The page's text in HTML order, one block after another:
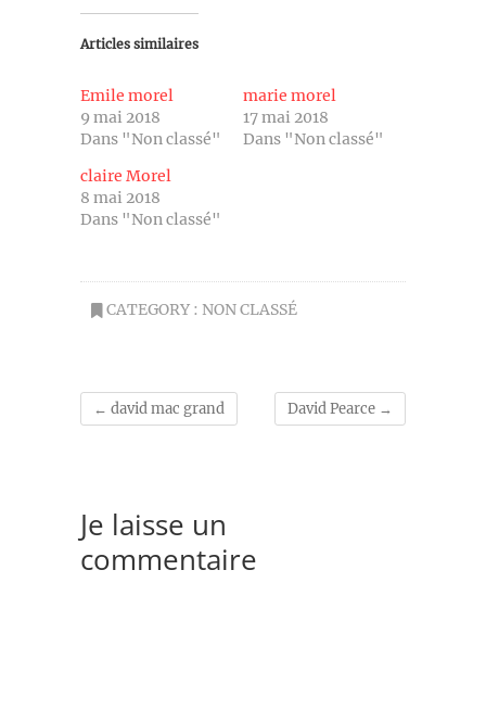
Articles similaires
Emile morel
9 mai 2018
Dans "Non classé"
marie morel
17 mai 2018
Dans "Non classé"
claire Morel
8 mai 2018
Dans "Non classé"
CATEGORY : NON CLASSÉ
← david mac grand David Pearce →
Je laisse un
commentaire